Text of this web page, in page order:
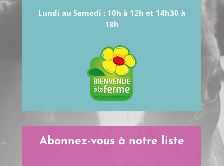
Lundi au Samedi : 10h à 12h et 14h30 à
18h
Abonnez-vous à notre liste